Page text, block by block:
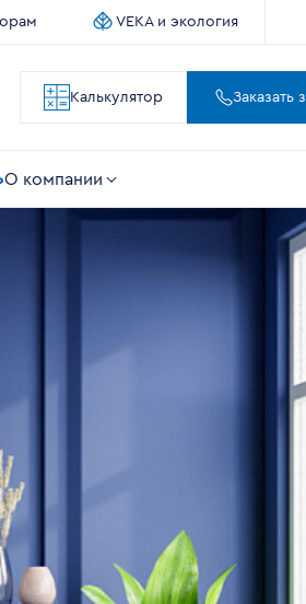
VEKA и экология
Калькулятор Заказать
О компании